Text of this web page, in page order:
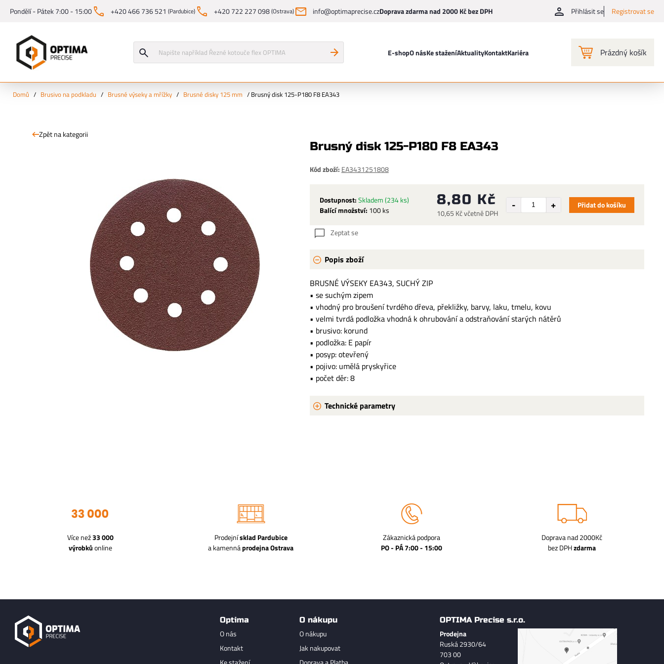
Pondělí - Pátek 7:00 - 15:00 +420 466 736 521 (Pardubice) +420 722 227 098(Ostrava) info@optimaprecise.czDoprava zdarma nad 2000 Kč bez DPH Přihlásit se Registrovat se
E-shopO násKe staženíAktualityKontaktKariéra Prázdný košík
Domů / Brusivo na podkladu / Brusné výseky a mřížky / Brusné disky 125 mm / Brusný disk 125-P180 F8 EA343
Zpět na kategorii
Brusný disk 125-P180 F8 EA343
Kód zboží: EA3431251808
Dostupnost:Skladem(234 ks)
Balící množství: 100 ks
8,80 Kč
10,65 Kč včetně DPH
Přidat do košíku
Zeptat se
Popis zboží
BRUSNÉ VÝSEKY EA343, SUCHÝ ZIP
• se suchým zipem
• vhodný pro broušení tvrdého dřeva, překližky, barvy, laku, tmelu, kovu
• velmi tvrdá podložka vhodná k ohrubování a odstraňování starých nátěrů
• brusivo: korund
• podložka: E papír
• posyp: otevřený
• pojivo: umělá pryskyřice
• počet děr: 8
Technické parametry
Více než33 000
výrobkůonline
Prodejnísklad Pardubice
a kamennáprodejna Ostrava
Zákaznická podpora
PO - PÁ 7:00 - 15:00
Doprava nad 2000Kč
bez DPHzdarma
Optima
O nás
Kontakt
O nákupu
O nákupu
Jak nakupovat
OPTIMA Precise s.r.o.
Prodejna
Ruská 2930/64
703 00